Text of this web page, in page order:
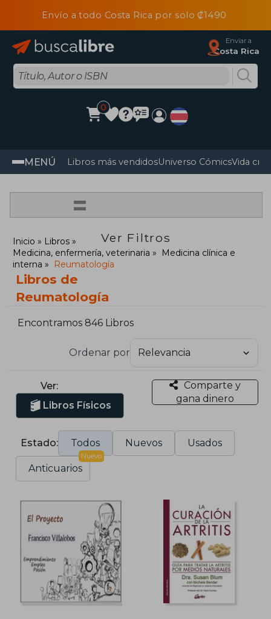
Envío a todo Costa Rica por solo ₡1490
Enviar a
Costa Rica
0
MENÚ Libros más vendidosUniverso CómicsVida
=
Ver Filtros
Inicio
Libros
Medicina, enfermería, veterinaria
Medicina clínica e
interna
Reumatología
Libros de
Reumatología
Encontramos 846 Libros
Ordenar por
Ver:
Libros Físicos
Comparte y
gana dinero
Estado: Todos Nuevos Usados
Anticuarios
Nuevo